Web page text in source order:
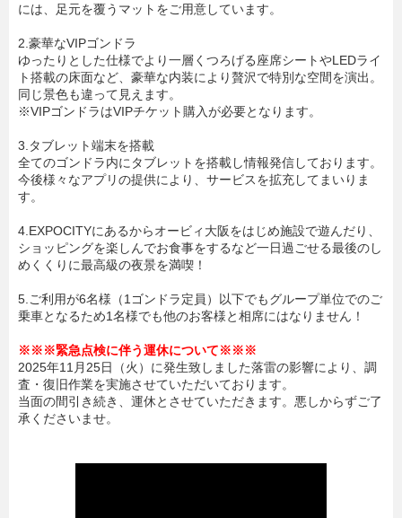
には、足元を覆うマットをご用意しています。
2.豪華なVIPゴンドラ
ゆったりとした仕様でより一層くつろげる座席シートやLEDライ
ト搭載の床面など、豪華な内装により贅沢で特別な空間を演出。
同じ景色も違って見えます。
※VIPゴンドラはVIPチケット購入が必要となります。
3.タブレット端末を搭載
全てのゴンドラ内にタブレットを搭載し情報発信しております。
今後様々なアプリの提供により、サービスを拡充してまいりま
す。
4.EXPOCITYにあるからオービィ大阪をはじめ施設で遊んだり、
ショッピングを楽しんでお食事をするなど一日過ごせる最後のし
めくくりに最高級の夜景を満喫！
5.ご利用が6名様（1ゴンドラ定員）以下でもグループ単位でのご
乗車となるため1名様でも他のお客様と相席にはなりません！
※※※緊急点検に伴う運休について※※※
2025年11月25日（火）に発生致しました落雷の影響により、調
査・復旧作業を実施させていただいております。
当面の間引き続き、運休とさせていただきます。悪しからずご了
承くださいませ。